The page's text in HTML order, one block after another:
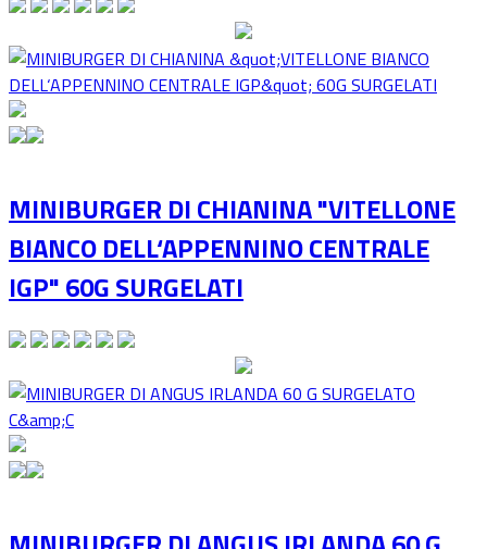
MINIBURGER DI CHIANINA "VITELLONE
BIANCO DELL‘APPENNINO CENTRALE
IGP" 60G SURGELATI